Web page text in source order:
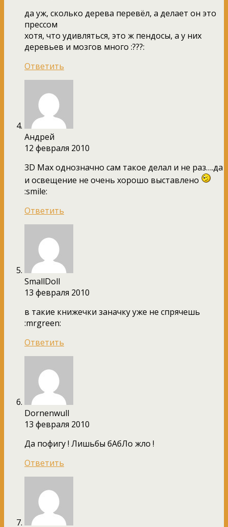
да уж, сколько дерева перевёл, а делает он это
прессом
хотя, что удивляться, это ж пендосы, а у них
деревьев и мозгов много :???:
Ответить
Андрей
12 февраля 2010
3D Max однозначно сам такое делал и не раз….да
и освещение не очень хорошо выставлено
:smile:
Ответить
SmallDoll
13 февраля 2010
в такие книжечки заначку уже не спрячешь
:mrgreen:
Ответить
Dornenwull
13 февраля 2010
Да пофигу ! Лишьбы бАбЛо жло !
Ответить